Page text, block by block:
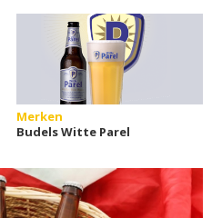
Merken
Budels Witte Parel